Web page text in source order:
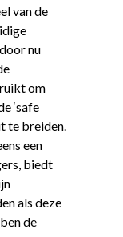
van de
nu
om
‘safe
te breiden.
een
biedt
als deze
de